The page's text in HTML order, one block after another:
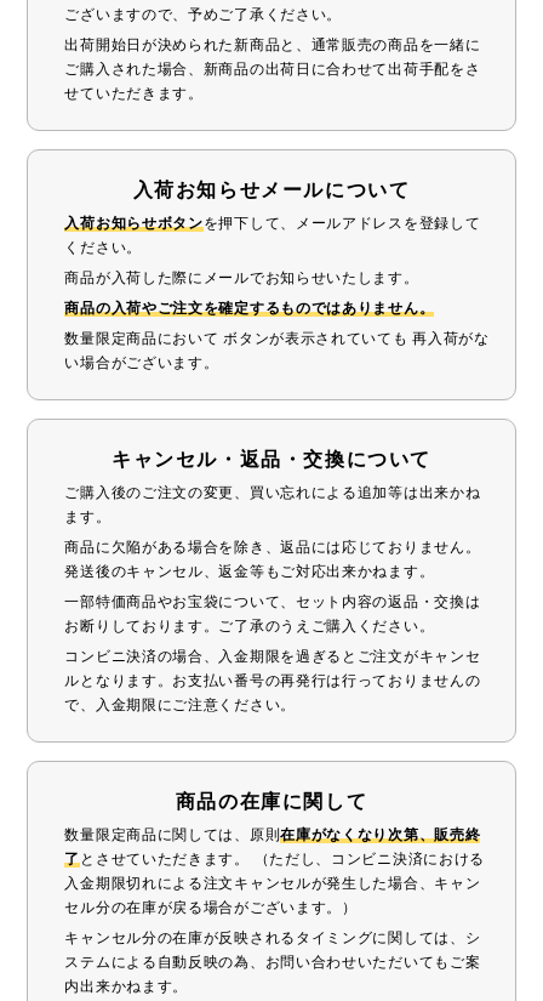
ございますので、予めご了承ください。
出荷開始日が決められた新商品と、通常販売の商品を一緒に
ご購入された場合、新商品の出荷日に合わせて出荷手配をさ
せていただきます。
入荷お知らせメールについて
入荷お知らせボタンを押下して、メールアドレスを登録して
ください。
商品が入荷した際にメールでお知らせいたします。
商品の入荷やご注文を確定するものではありません。
数量限定商品において ボタンが表示されていても 再入荷がな
い場合がございます。
キャンセル・返品・交換について
ご購入後のご注文の変更、買い忘れによる追加等は出来かね
ます。
商品に欠陥がある場合を除き、返品には応じておりません。
発送後のキャンセル、返金等もご対応出来かねます。
一部特価商品やお宝袋について、セット内容の返品・交換は
お断りしております。ご了承のうえご購入ください。
コンビニ決済の場合、入金期限を過ぎるとご注文がキャンセ
ルとなります。お支払い番号の再発行は行っておりませんの
で、入金期限にご注意ください。
商品の在庫に関して
数量限定商品に関しては、原則在庫がなくなり次第、販売終
了とさせていただきます。 （ただし、コンビニ決済における
入金期限切れによる注文キャンセルが発生した場合、キャン
セル分の在庫が戻る場合がございます。）
キャンセル分の在庫が反映されるタイミングに関しては、シ
ステムによる自動反映の為、お問い合わせいただいてもご案
内出来かねます。